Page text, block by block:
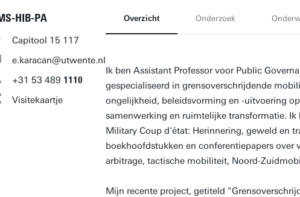
HIB-PA
Capitool 15 117
e.karacan@utwente.nl
+31 53 489 1110
Visitekaartje
Overzicht Onderzoek
Ik ben Assistant Professor voor Public
gespecialiseerd in grensoverschrijdende
ongelijkheid, beleidsvorming en -uitvoering
samenwerking en ruimtelijke transformatie.
Military Coup d'état: Herinnering, geweld en
boekhoofdstukken en conferentiepapers
arbitrage, tactische mobiliteit, Noord-
Mijn recente project, getiteld